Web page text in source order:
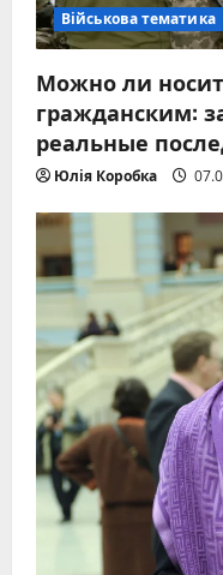
Військова тематика
Можно ли
гражданским:
реальные
Юлія Коробка